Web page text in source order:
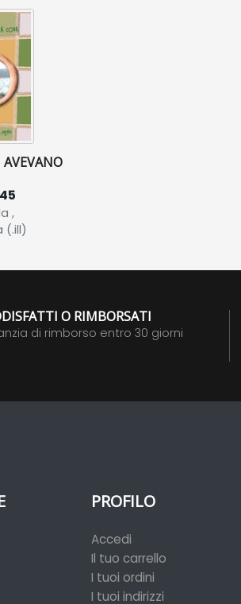
,
(.ill)
O RIMBORSATI
di rimborso entro 30 giorni
PROFILO
Accedi
Il tuo carrello
I tuoi ordini
I tuoi indirizzi